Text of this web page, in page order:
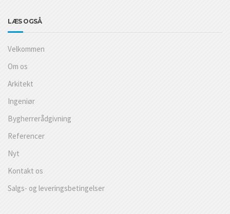
LÆS OGSÅ
Velkommen
Om os
Arkitekt
Ingeniør
Bygherrerådgivning
Referencer
Nyt
Kontakt os
Salgs- og leveringsbetingelser